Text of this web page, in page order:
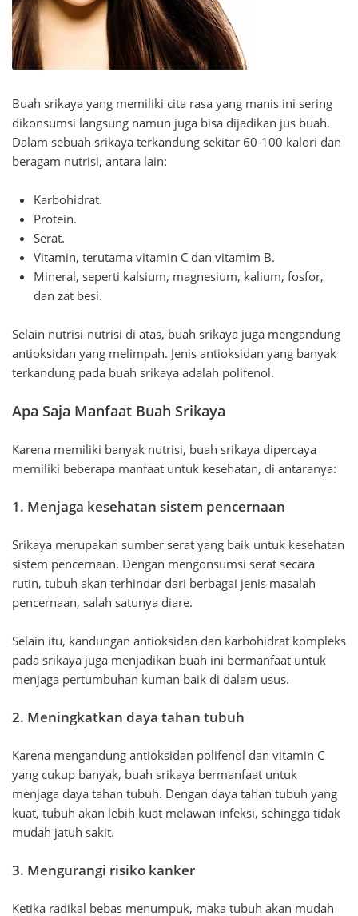
Buah srikaya yang memiliki cita rasa yang manis ini sering
dikonsumsi langsung namun juga bisa dijadikan jus buah.
Dalam sebuah srikaya terkandung sekitar 60-100 kalori dan
beragam nutrisi, antara lain:
Karbohidrat.
Protein.
Serat.
Vitamin, terutama vitamin C dan vitamim B.
Mineral, seperti kalsium, magnesium, kalium, fosfor,
dan zat besi.
Selain nutrisi-nutrisi di atas, buah srikaya juga mengandung
antioksidan yang melimpah. Jenis antioksidan yang banyak
terkandung pada buah srikaya adalah polifenol.
Apa Saja Manfaat Buah Srikaya
Karena memiliki banyak nutrisi, buah srikaya dipercaya
memiliki beberapa manfaat untuk kesehatan, di antaranya:
1. Menjaga kesehatan sistem pencernaan
Srikaya merupakan sumber serat yang baik untuk kesehatan
sistem pencernaan. Dengan mengonsumsi serat secara
rutin, tubuh akan terhindar dari berbagai jenis masalah
pencernaan, salah satunya diare.
Selain itu, kandungan antioksidan dan karbohidrat kompleks
pada srikaya juga menjadikan buah ini bermanfaat untuk
menjaga pertumbuhan kuman baik di dalam usus.
2. Meningkatkan daya tahan tubuh
Karena mengandung antioksidan polifenol dan vitamin C
yang cukup banyak, buah srikaya bermanfaat untuk
menjaga daya tahan tubuh. Dengan daya tahan tubuh yang
kuat, tubuh akan lebih kuat melawan infeksi, sehingga tidak
mudah jatuh sakit.
3. Mengurangi risiko kanker
Ketika radikal bebas menumpuk, maka tubuh akan mudah